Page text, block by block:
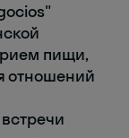
пищи,
отношений